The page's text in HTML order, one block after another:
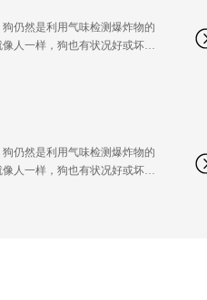
仍然是利用气味检测爆炸物的
人一样，狗也有状况好或坏的
仍然是利用气味检测爆炸物的
人一样，狗也有状况好或坏的